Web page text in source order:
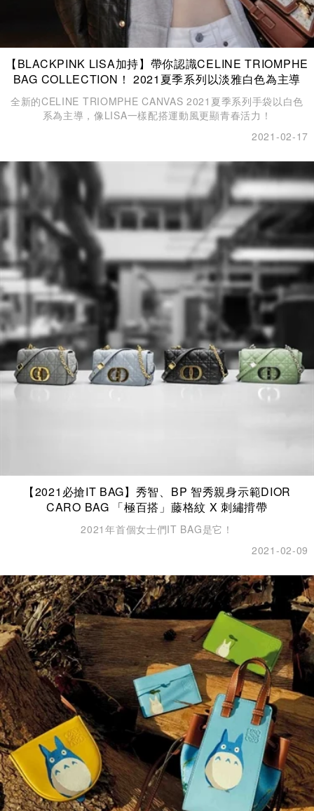
【BLACKPINK LISA加持】帶你認識CELINE TRIOMPHE
BAG COLLECTION！ 2021夏季系列以淡雅白色為主導
全新的CELINE TRIOMPHE CANVAS 2021夏季系列手袋以白色
系為主導，像LISA一樣配搭運動風更顯青春活力！
2021-02-17
【2021必搶IT BAG】秀智、BP 智秀親身示範DIOR
CARO BAG 「極百搭」藤格紋 X 刺繡揹帶
2021年首個女士們IT BAG是它！
2021-02-09